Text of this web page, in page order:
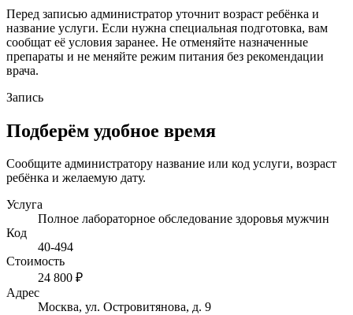
Перед записью администратор уточнит возраст ребёнка и
название услуги. Если нужна специальная подготовка, вам
сообщат её условия заранее. Не отменяйте назначенные
препараты и не меняйте режим питания без рекомендации
врача.
Запись
Подберём удобное время
Сообщите администратору название или код услуги, возраст
ребёнка и желаемую дату.
Услуга
Полное лабораторное обследование здоровья мужчин
Код
40-494
Стоимость
24 800 ₽
Адрес
Москва, ул. Островитянова, д. 9